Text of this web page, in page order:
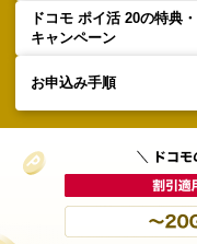
ドコモ ポイ活 20の特典・
キャンペーン
お申込み手順